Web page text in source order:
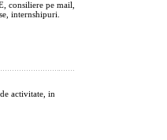
consiliere pe mail,
internshipuri.
activitate, in